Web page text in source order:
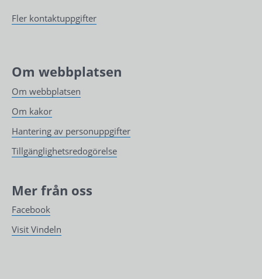
Fler kontaktuppgifter
Om webbplatsen
Om webbplatsen
Om kakor
Hantering av personuppgifter
Tillgänglighetsredogörelse
Mer från oss
Facebook
Visit Vindeln